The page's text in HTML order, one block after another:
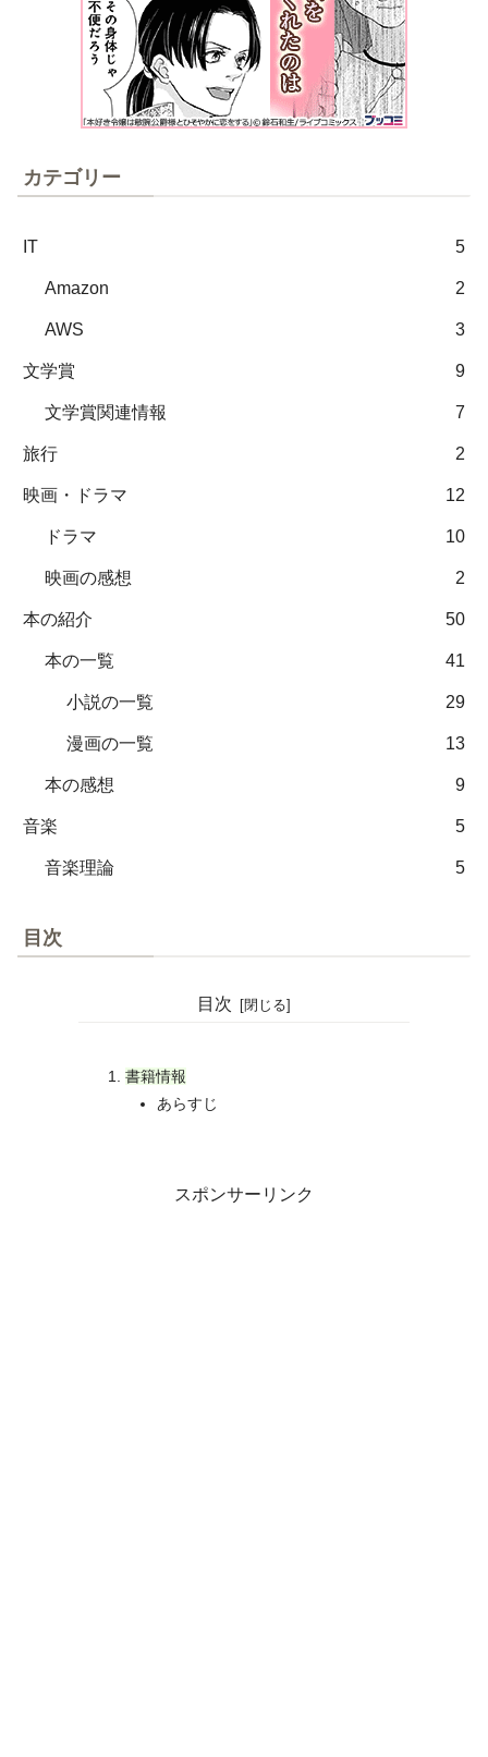
カテゴリー
IT 5
Amazon 2
AWS 3
文学賞 9
文学賞関連情報 7
旅行 2
映画・ドラマ 12
ドラマ 10
映画の感想 2
本の紹介 50
本の一覧 41
小説の一覧 29
漫画の一覧 13
本の感想 9
音楽 5
音楽理論 5
目次
目次
書籍情報
あらすじ
スポンサーリンク